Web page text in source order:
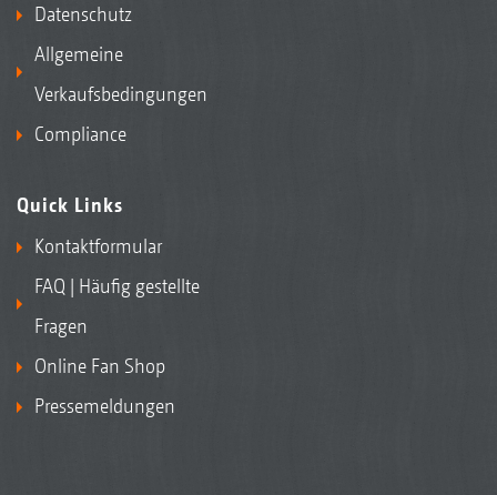
Datenschutz
Allgemeine
Verkaufsbedingungen
Compliance
Quick Links
Kontaktformular
FAQ | Häufig gestellte
Fragen
Online Fan Shop
Pressemeldungen